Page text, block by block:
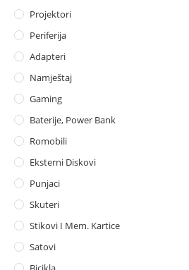
Projektori
Periferija
Adapteri
Namještaj
Gaming
Baterije, Power Bank
Romobili
Eksterni Diskovi
Punjaci
Skuteri
Stikovi I Mem. Kartice
Satovi